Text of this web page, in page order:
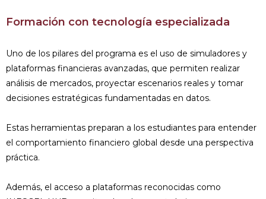
Formación con tecnología especializada
Uno de los pilares del programa es el uso de simuladores y
plataformas financieras avanzadas, que permiten realizar
análisis de mercados, proyectar escenarios reales y tomar
decisiones estratégicas fundamentadas en datos.
Estas herramientas preparan a los estudiantes para entender
el comportamiento financiero global desde una perspectiva
práctica.
Además, el acceso a plataformas reconocidas como